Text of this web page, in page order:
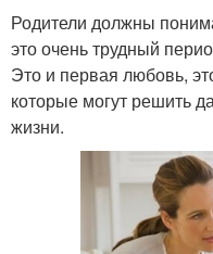
Родители должны
это очень трудный
Это и первая любовь,
которые могут решить
жизни.